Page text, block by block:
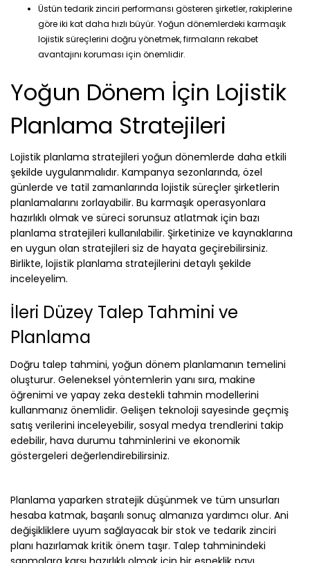
Üstün tedarik zinciri performansı gösteren şirketler, rakiplerine
göre iki kat daha hızlı büyür. Yoğun dönemlerdeki karmaşık
lojistik süreçlerini doğru yönetmek, firmaların rekabet
avantajını koruması için önemlidir.
Yoğun Dönem İçin Lojistik
Planlama Stratejileri
Lojistik planlama stratejileri yoğun dönemlerde daha etkili
şekilde uygulanmalıdır. Kampanya sezonlarında, özel
günlerde ve tatil zamanlarında lojistik süreçler şirketlerin
planlamalarını zorlayabilir. Bu karmaşık operasyonlara
hazırlıklı olmak ve süreci sorunsuz atlatmak için bazı
planlama stratejileri kullanılabilir. Şirketinize ve kaynaklarına
en uygun olan stratejileri siz de hayata geçirebilirsiniz.
Birlikte, lojistik planlama stratejilerini detaylı şekilde
inceleyelim.
İleri Düzey Talep Tahmini ve
Planlama
Doğru talep tahmini, yoğun dönem planlamanın temelini
oluşturur. Geleneksel yöntemlerin yanı sıra, makine
öğrenimi ve yapay zeka destekli tahmin modellerini
kullanmanız önemlidir. Gelişen teknoloji sayesinde geçmiş
satış verilerini inceleyebilir, sosyal medya trendlerini takip
edebilir, hava durumu tahminlerini ve ekonomik
göstergeleri değerlendirebilirsiniz.
Planlama yaparken stratejik düşünmek ve tüm unsurları
hesaba katmak, başarılı sonuç almanıza yardımcı olur. Ani
değişikliklere uyum sağlayacak bir stok ve tedarik zinciri
planı hazırlamak kritik önem taşır. Talep tahminindeki